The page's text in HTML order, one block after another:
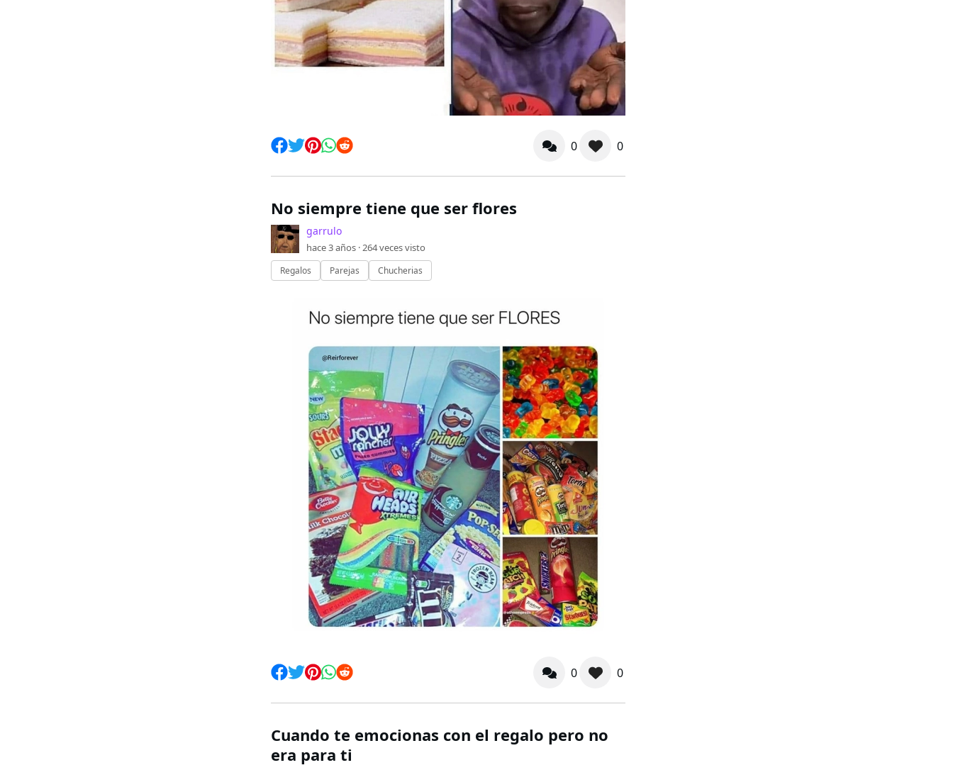
0 0
No siempre tiene que ser flores
garrulo
hace 3 años ·264veces visto
Regalos Parejas Chucherias
0 0
Cuando te emocionas con el regalo pero no
era para ti